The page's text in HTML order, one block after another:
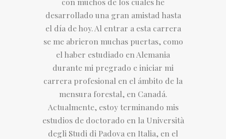
desarrollado una gran amistad hasta
el día de hoy. Al entrar a esta carrera
se me abrieron muchas puertas, como
el haber estudiado en Alemania
durante mi pregrado e iniciar mi
carrera profesional en el ámbito de la
mensura forestal, en Canadá.
Actualmente, estoy terminando mis
estudios de doctorado en la Università
degli Studi di Padova en Italia, en el